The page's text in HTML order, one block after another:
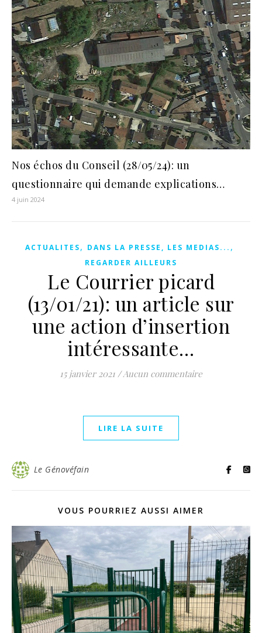
Nos échos du Conseil (28/05/24): un
questionnaire qui demande explications…
4 juin 2024
ACTUALITES, DANS LA PRESSE, LES MEDIAS... ,
REGARDER AILLEURS
Le Courrier picard
(13/01/21): un article sur
une action d’insertion
intéressante…
15 janvier 2021 /Aucun commentaire
LIRE LA SUITE
Le Génovéfain
VOUS POURRIEZ AUSSI AIMER